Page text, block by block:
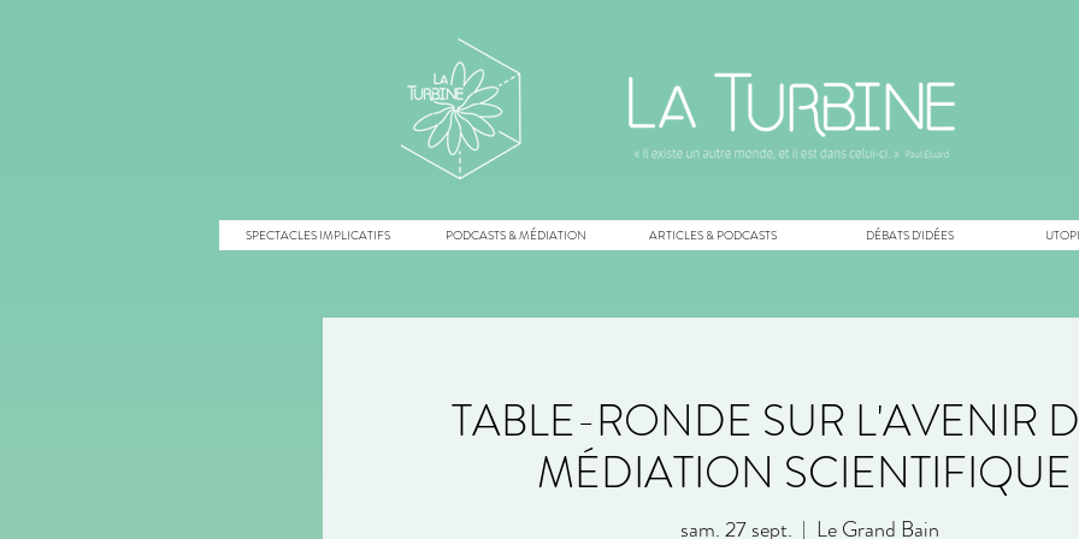
SPECTACLES IMPLICATIFS PODCASTS & MÉDIATION ARTICLES & PODCASTS DÉBATS D'IDÉES
TABLE-RONDE SUR L'AVENIR
MÉDIATION SCIENTIFIQUE
sam. 27 sept.
  |
Le Grand Bain